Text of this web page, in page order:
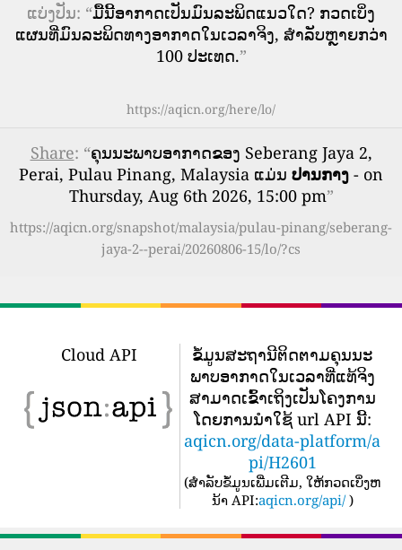
ແບ່ງປັນ: “ມື້ນີ້ອາກາດເປັນມົນລະພິດແນວໃດ? ກວດເບິ່ງ
ແຜນທີ່ມົນລະພິດທາງອາກາດໃນເວລາຈິງ, ສໍາລັບຫຼາຍກວ່າ
100 ປະເທດ.”
https://aqicn.org/here/lo/
Share: “ຄຸນນະພາບອາກາດຂອງ Seberang Jaya 2,
Perai, Pulau Pinang, Malaysia ແມ່ນ ປານກາງ - on
Thursday, Aug 6th 2026, 15:00 pm”
https://aqicn.org/snapshot/malaysia/pulau-pinang/seberang-
jaya-2--perai/20260806-15/lo/?cs
Cloud API
ຂໍ້​ມູນ​ສະ​ຖາ​ນີ​ຕິດ​ຕາມ​ຄຸນ​ນະ​
ພາບ​ອາ​ກາດ​ໃນ​ເວ​ລາ​ທີ່​ແທ້​ຈິງ​
ສາ​ມາດ​ເຂົ້າ​ເຖິງ​ເປັນ​ໂຄງ​ການ​
ໂດຍ​ການ​ນໍາ​ໃຊ້ url API ນີ້​:
aqicn.org/data-platform/a
pi/H2601
(ສໍາລັບຂໍ້ມູນເພີ່ມເຕີມ, ໃຫ້ກວດເບິ່ງຫ
ນ້າ API:aqicn.org/api/ )